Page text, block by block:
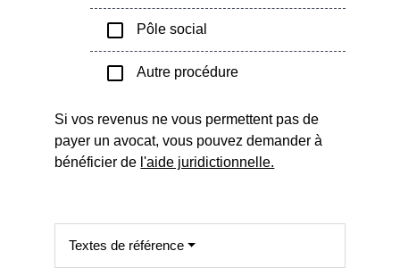
check_box_outline_blank Pôle social
check_box_outline_blank Autre procédure
Si vos revenus ne vous permettent pas de
payer un avocat, vous pouvez demander à
bénéficier de l'aide juridictionnelle.
Textes de référence